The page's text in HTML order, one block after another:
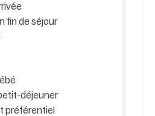
fin de séjour
déjeuner
préférentiel